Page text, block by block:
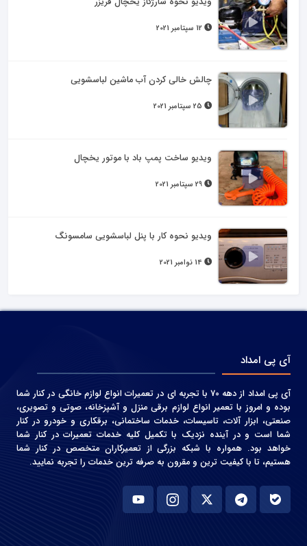
چالش خالی کردن آب ماشین لباسشویی
ویدیو ساخت پمپ باد با موتور یخچال
ویدیو نحوه کار با پنل لباسشویی سامسونگ
آی پی امداد
آی پی امداد از دهه 70 با تجربه ای در تعمیرات انواع لوازم خانگی در کنار شما
بوده و امروز با تعمیر انواع لوازم برقی منزل و آشپزخانه، صوتی و‌ تصویری،
صنعتی، ابزار آلات، تاسیسات، خدمات ساختمانی، برقکاری و خودرو در کنار
شما است و در آینده نزدیک با تکمیل کلیه خدمات تعمیرات در کنار شما
خواهد بود. همواره با شبکه بزرگی از تعمیرکاران متخصص در کنار شما
هستیم، تا با کیفیت ترین و مقرون به صرفه ترین خدمات را تجربه نمایید.